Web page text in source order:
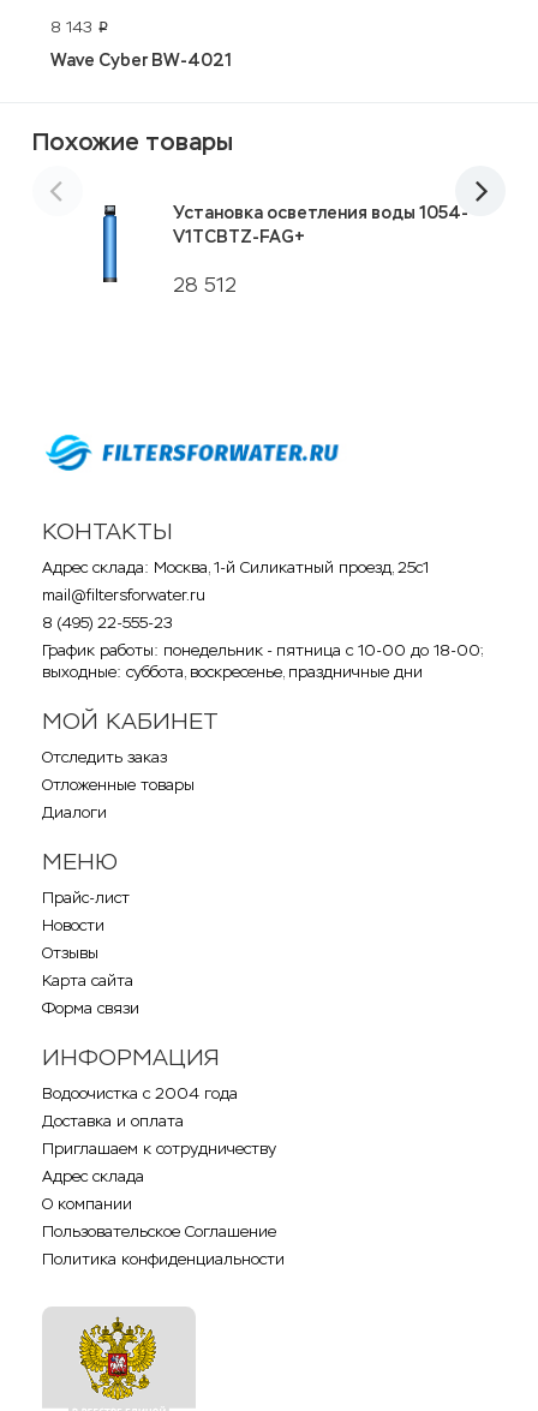
8 143 p
Wave Cyber BW-4021
Похожие товары
28 512
Установка осветления воды 1054-
V1TCBTZ-FAG+
КОНТАКТЫ
Адрес склада: Москва, 1-й Силикатный проезд, 25с1
mail@filtersforwater.ru
8 (495) 22-555-23
График работы: понедельник - пятница с 10-00 до 18-00;
выходные: суббота, воскресенье, праздничные дни
МОЙ КАБИНЕТ
Отследить заказ
Отложенные товары
Диалоги
МЕНЮ
Прайс-лист
Новости
Отзывы
Карта сайта
Форма связи
ИНФОРМАЦИЯ
Водоочистка с 2004 года
Доставка и оплата
Приглашаем к сотрудничеству
Адрес склада
О компании
Пользовательское Соглашение
Политика конфиденциальности